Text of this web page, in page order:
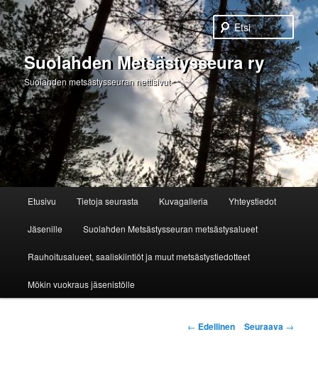
Suolahden Metsästysseura ry
Suolahden metsästysseuran nettisivut
Etsi
Siirry
sisältöön
Etusivu Tietoja seurasta Kuvagalleria Yhteystiedot
Jäsenille Suolahden Metsästysseuran metsästysalueet
Rauhoitusalueet, saaliskiintiöt ja muut metsästystiedotteet
Mökin vuokraus jäsenistölle
Artikkelien
← Edellinen Seuraava →